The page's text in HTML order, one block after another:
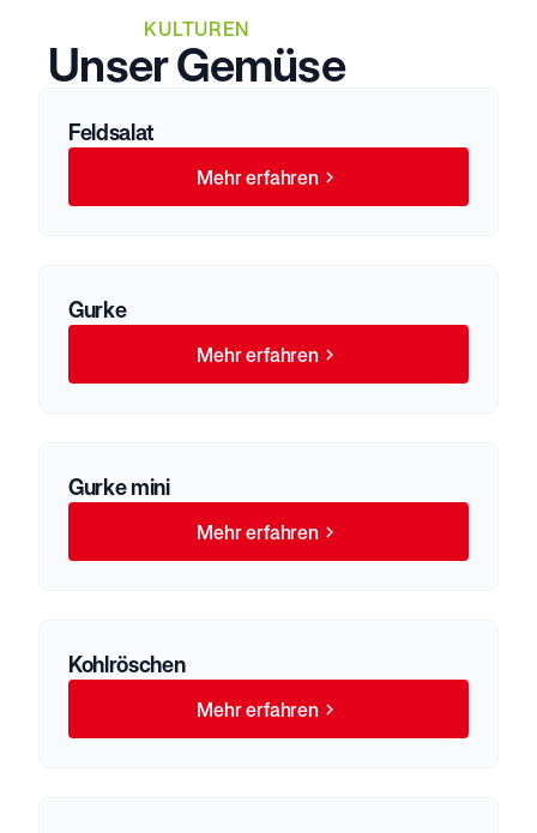
KULTUREN
Unser Gemüse
Feldsalat
Mehr erfahren
Gurke
Mehr erfahren
Gurke mini
Mehr erfahren
Kohlröschen
Mehr erfahren